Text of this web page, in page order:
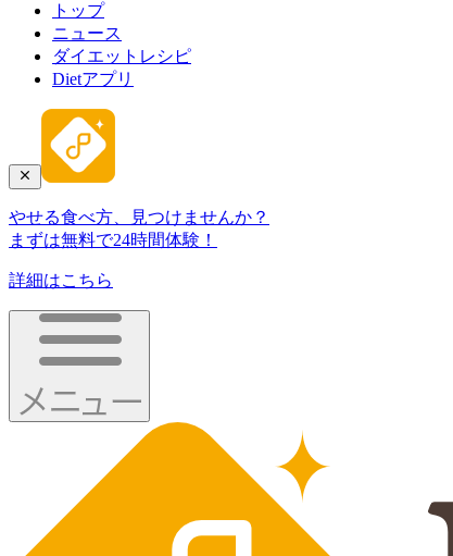
トップ
ニュース
ダイエットレシピ
Dietアプリ
やせる食べ方、見つけませんか？
まずは無料で24時間体験！
詳細はこちら